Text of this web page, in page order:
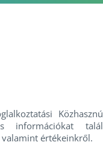
Közhasznú
információkat talál
értékeinkről.